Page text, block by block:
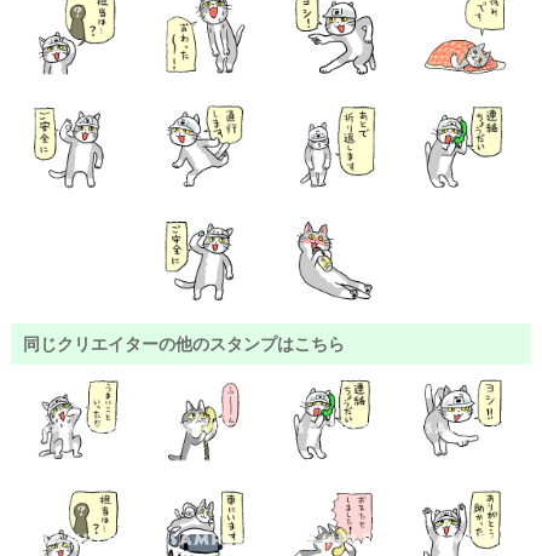
同じクリエイターの他のスタンプはこちら